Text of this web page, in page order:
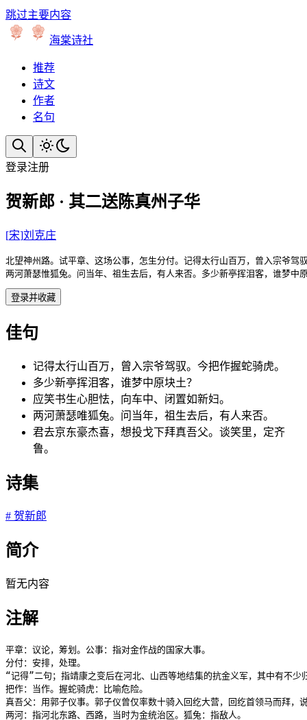
跳过主要内容
海棠诗社
推荐
诗文
作者
名句
登录注册
贺新郎 · 其二送陈真州子华
[宋]刘克庄
北望神州路。试平章、这场公事，怎生分付。记得太行山百万，曾入宗爷
两河萧瑟惟狐兔。问当年、祖生去后，有人来否。多少新亭挥泪客，谁梦
登录并收藏
佳句
记得太行山百万，曾入宗爷驾驭。今把作握蛇骑虎。
多少新亭挥泪客，谁梦中原块土？
应笑书生心胆怯，向车中、闭置如新妇。
两河萧瑟唯狐兔。问当年，祖生去后，有人来否。
君去京东豪杰喜，想投戈下拜真吾父。谈笑里，定齐
鲁。
诗集
# 贺新郎
简介
暂无内容
注解
平章：议论，筹划。公事：指对金作战的国家大事。
分付：安排，处理。
“记得”二句；指靖康之变后在河北、山西等地结集的抗金义军，其中有不少
把作：当作。握蛇骑虎：比喻危险。
真吾父：用郭子仪事。郭子仪曾仅率数十骑入回纥大营，回纥首领马而拜，
两河：指河北东路、西路，当时为金统治区。狐兔：指敌人。